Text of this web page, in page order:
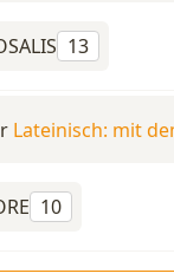
13
Lateinisch: mit
10